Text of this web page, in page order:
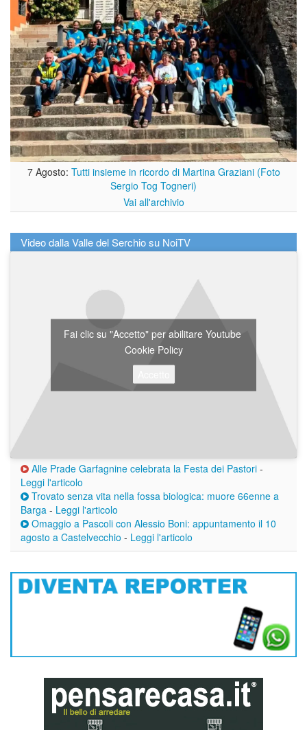
7 Agosto: Tutti insieme in ricordo di Martina Graziani (Foto
Sergio Tog Togneri)
Vai all'archivio
Video dalla Valle del Serchio su NoiTV
Fai clic su "Accetto" per abilitare Youtube
Cookie Policy
Alle Prade Garfagnine celebrata la Festa dei Pastori -
Leggi l'articolo
Trovato senza vita nella fossa biologica: muore 66enne a
Barga - Leggi l'articolo
Omaggio a Pascoli con Alessio Boni: appuntamento il 10
agosto a Castelvecchio - Leggi l'articolo